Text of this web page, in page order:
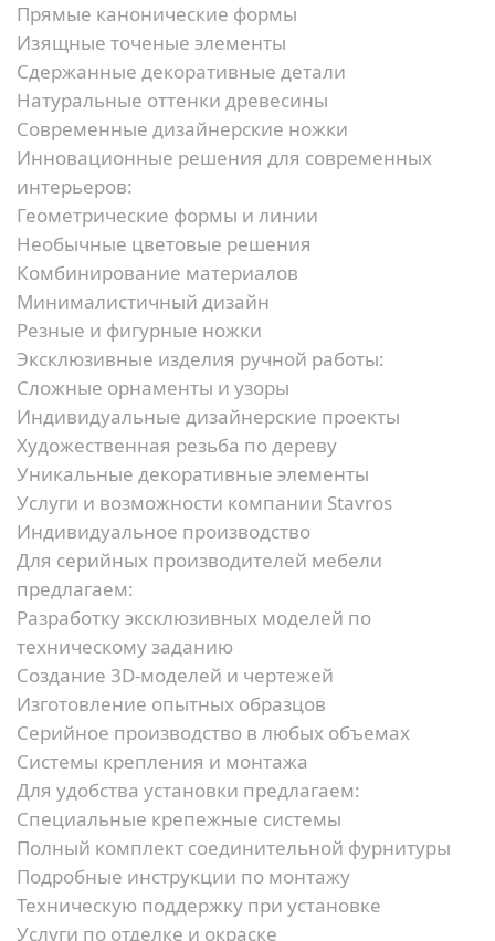
Прямые канонические формы
Изящные точеные элементы
Сдержанные декоративные детали
Натуральные оттенки древесины
Современные дизайнерские ножки
Инновационные решения для современных
интерьеров:
Геометрические формы и линии
Необычные цветовые решения
Комбинирование материалов
Минималистичный дизайн
Резные и фигурные ножки
Эксклюзивные изделия ручной работы:
Сложные орнаменты и узоры
Индивидуальные дизайнерские проекты
Художественная резьба по дереву
Уникальные декоративные элементы
Услуги и возможности компании Stavros
Индивидуальное производство
Для серийных производителей мебели
предлагаем:
Разработку эксклюзивных моделей по
техническому заданию
Создание 3D-моделей и чертежей
Изготовление опытных образцов
Серийное производство в любых объемах
Системы крепления и монтажа
Для удобства установки предлагаем:
Специальные крепежные системы
Полный комплект соединительной фурнитуры
Подробные инструкции по монтажу
Техническую поддержку при установке
Услуги по отделке и окраске